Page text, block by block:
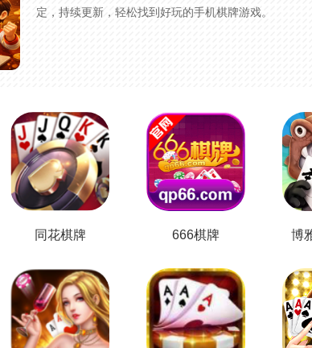
定，持续更新，轻松找到好玩的手机棋牌游戏。
同花棋牌 666棋牌 博